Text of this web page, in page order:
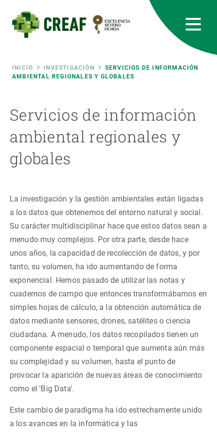
contenido
principal
Ruta
de
navegación
INICIO INVESTIGACIÓN
SERVICIOS DE INFORMACIÓN
AMBIENTAL REGIONALES Y GLOBALES
Servicios de información
ambiental regionales y
globales
La investigación y la gestión ambientales están ligadas
a los datos que obtenemos del entorno natural y social.
Su carácter multidisciplinar hace que estos datos sean a
menudo muy complejos. Por otra parte, desde hace
unos años, la capacidad de recolección de datos, y por
tanto, su volumen, ha ido aumentando de forma
exponencial. Hemos pasado de utilizar las notas y
cuadernos de campo que entonces transformábamos en
simples hojas de cálculo, a la obtención automática de
datos mediante sensores, drones, satélites o ciencia
ciudadana. A menudo, los datos recopilados tienen un
componente espacial o temporal que aumenta aún más
su complejidad y su volumen, hasta el punto de
provocar la aparición de nuevas áreas de conocimiento
como el 'Big Data'.
Este cambio de paradigma ha ido estrechamente unido
a los avances en la informática y las
RRSS
responsive
Responsive
ÚNETE A NOSOTROS
PARTICIPA